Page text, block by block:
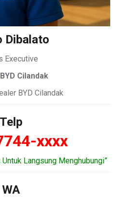
Dibalato
Executive
Cilandak
BYD Cilandak
Telp
xxxx
Langsung Menghubungi”
WA